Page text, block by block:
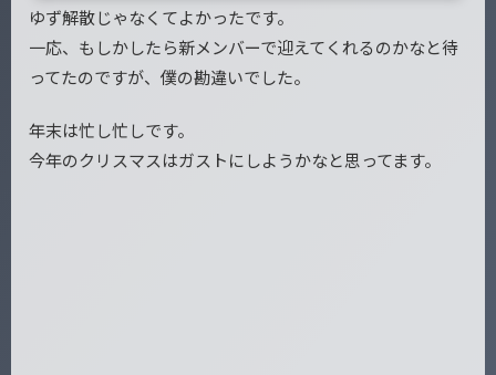
ゆず解散じゃなくてよかったです。
一応、もしかしたら新メンバーで迎えてくれるのかなと待
ってたのですが、僕の勘違いでした。
年末は忙し忙しです。
今年のクリスマスはガストにしようかなと思ってます。